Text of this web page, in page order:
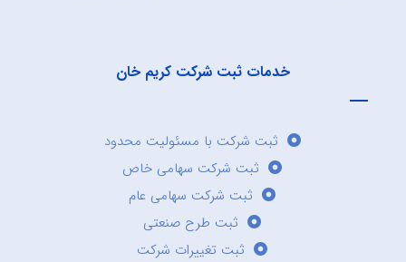
خدمات ثبت شرکت کریم خان
ثبت شرکت با مسئولیت محدود
ثبت شرکت سهامی خاص
ثبت شرکت سهامی عام
ثبت طرح صنعتی
ثبت تغییرات شرکت